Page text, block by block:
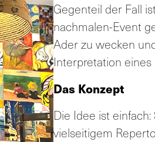
Gegenteil der Fall
nachmalen-Event
Ader zu wecken
Interpretation
Das Konzept
Die Idee ist
vielseitigem